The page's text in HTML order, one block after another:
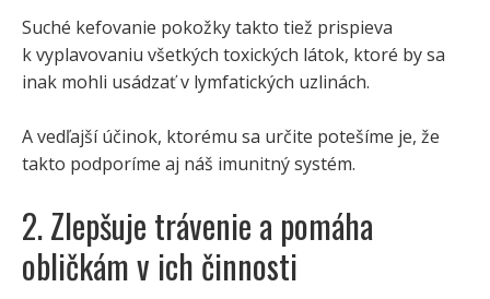
Suché kefovanie pokožky takto tiež prispieva
k vyplavovaniu všetkých toxických látok, ktoré by sa
inak mohli usádzať v lymfatických uzlinách.
A vedľajší účinok, ktorému sa určite potešíme je, že
takto podporíme aj náš imunitný systém.
2. Zlepšuje trávenie a pomáha
obličkám v ich činnosti